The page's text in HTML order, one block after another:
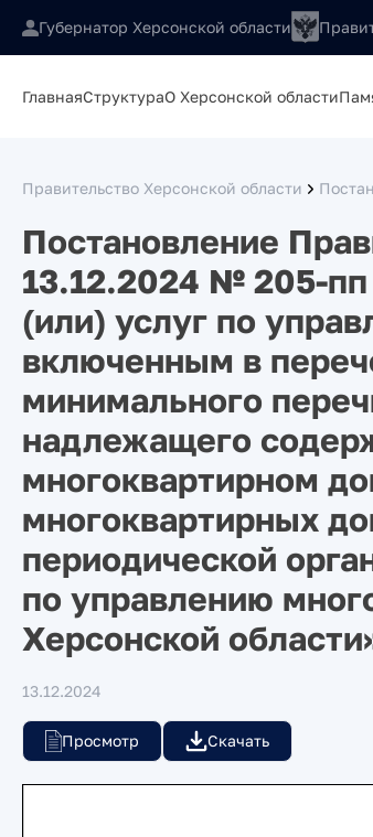
Губернатор Херсонской области
ГлавнаяСтруктураО Херсонской области
Правительство Херсонской области
Постановление
13.12.2024 № 205-пп
(или) услуг по
включенным в
минимального
надлежащего
многоквартирном
многоквартирных
периодической
по управлению
Херсонской
13.12.2024
Просмотр Скачать